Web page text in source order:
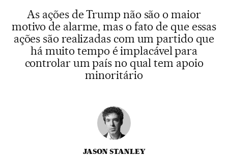
As ações de Trump não são o maior
motivo de alarme, mas o fato de que essas
ações são realizadas com um partido que
há muito tempo é implacável para
controlar um país no qual tem apoio
minoritário
JASON STANLEY